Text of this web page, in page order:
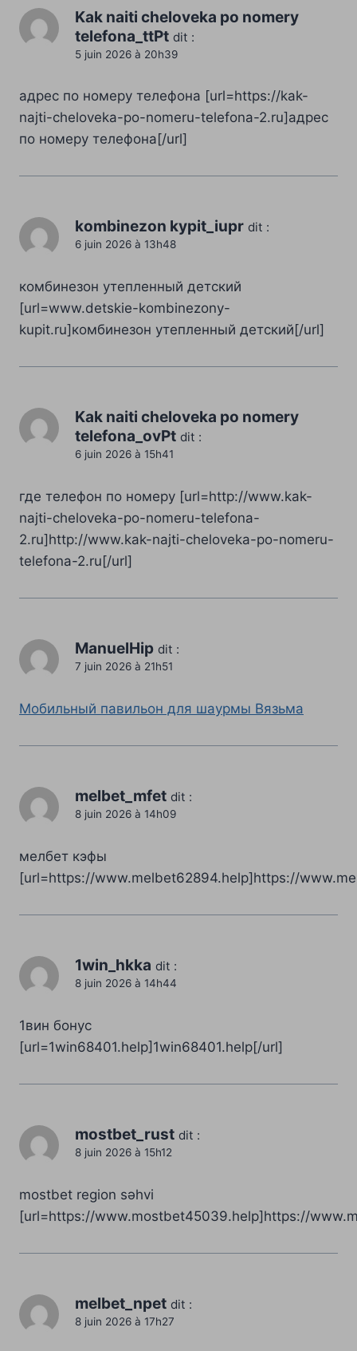
Kak naiti cheloveka po nomery
telefona_ttPt dit :
5 juin 2026 à 20h39
адрес по номеру телефона [url=https://kak-
najti-cheloveka-po-nomeru-telefona-2.ru]адрес
по номеру телефона[/url]
kombinezon kypit_iupr dit :
6 juin 2026 à 13h48
комбинезон утепленный детский
[url=www.detskie-kombinezony-
kupit.ru]комбинезон утепленный детский[/url]
Kak naiti cheloveka po nomery
telefona_ovPt dit :
6 juin 2026 à 15h41
где телефон по номеру [url=http://www.kak-
najti-cheloveka-po-nomeru-telefona-
2.ru]http://www.kak-najti-cheloveka-po-nomeru-
telefona-2.ru[/url]
ManuelHip dit :
7 juin 2026 à 21h51
Мобильный павильон для шаурмы Вязьма
melbet_mfet dit :
8 juin 2026 à 14h09
мелбет кэфы
[url=https://www.melbet62894.help]https://
1win_hkka dit :
8 juin 2026 à 14h44
1вин бонус
[url=1win68401.help]1win68401.help[/url]
mostbet_rust dit :
8 juin 2026 à 15h12
mostbet region səhvi
[url=https://www.mostbet45039.help]https://
melbet_npet dit :
8 juin 2026 à 17h27